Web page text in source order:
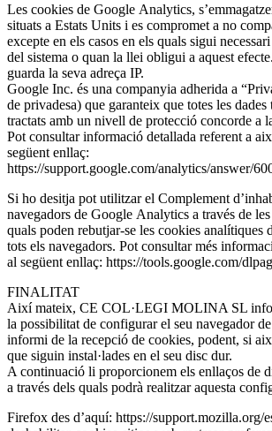
Les cookies de Google Analytics,
situats a Estats Units i es compromet a no
excepte en els casos en els quals sigui
del sistema o quan la llei obligui a aquest
guarda la seva adreça IP.
Google Inc. és una companyia adherida a
de privadesa) que garanteix que totes les dades
tractats amb un nivell de protecció concorde a
Pot consultar informació detallada referent a
següent enllaç:
https://support.google.com/analytics/answer/
Si ho desitja pot utilitzar el Complement
navegadors de Google Analytics a través de
quals poden rebutjar-se les cookies analítiques
tots els navegadors. Pot consultar més
al següent enllaç: https://tools.google.com/
FINALITAT
Així mateix, CE COL·LEGI MOLINA SL
la possibilitat de configurar el seu navegador
informi de la recepció de cookies, podent, si
que siguin instal·lades en el seu disc dur.
A continuació li proporcionem els enllaços de
a través dels quals podrà realitzar aquesta
Firefox des d’aquí: https://support.mozilla.org/